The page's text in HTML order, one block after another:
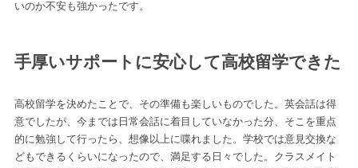
いのか不安も強かったです。
手厚いサポートに安心して高校留学できた
高校留学を決めたことで、その準備も楽しいものでした。英会話は得
意でしたが、今までは日常会話に着目していなかった分、そこを重点
的に勉強して行ったら、想像以上に喋れました。学校では意見交換な
どもできるくらいになったので、満足する日々でした。クラスメイト